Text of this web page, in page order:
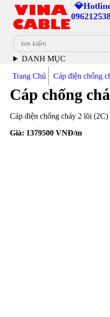
DANH MỤC
Trang Chủ Cáp điện chống
Cáp chống
Cáp điện chống cháy 2 lõi
Giá: 1379500 VNĐ/m